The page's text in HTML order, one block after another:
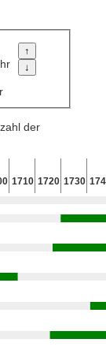
der
1710 1720 1730